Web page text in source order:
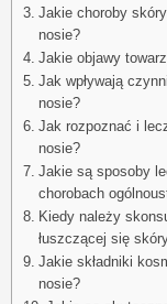
Jakie choroby
nosie?
Jakie objawy
Jak wpływają
nosie?
Jak rozpoznać i
nosie?
Jakie są sposoby
chorobach
Kiedy należy
łuszczącej się
Jakie składniki
nosie?